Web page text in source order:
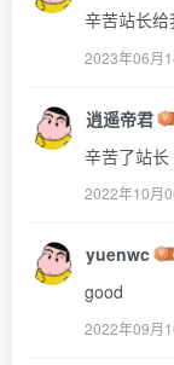
辛苦站长
2023年06月
逍遥帝君
辛苦了站长
2022年10月
yuenwc
good
2022年09月